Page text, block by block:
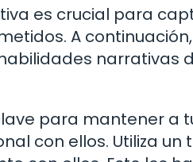
es crucial para
A
narrativas
para mantener a
con ellos. Utiliza